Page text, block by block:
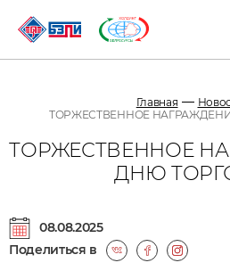
Главная
ТОРЖЕСТВЕННОЕ
ТОРЖЕСТВЕННОЕ
ДНЮ
08.08.2025
Поделиться в